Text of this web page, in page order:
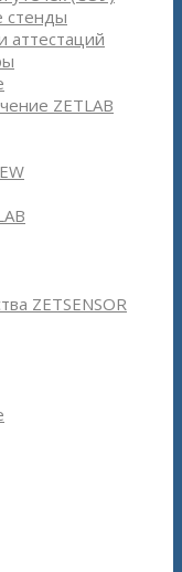
стенды
аттестаций
ZETLAB
ZETSENSOR